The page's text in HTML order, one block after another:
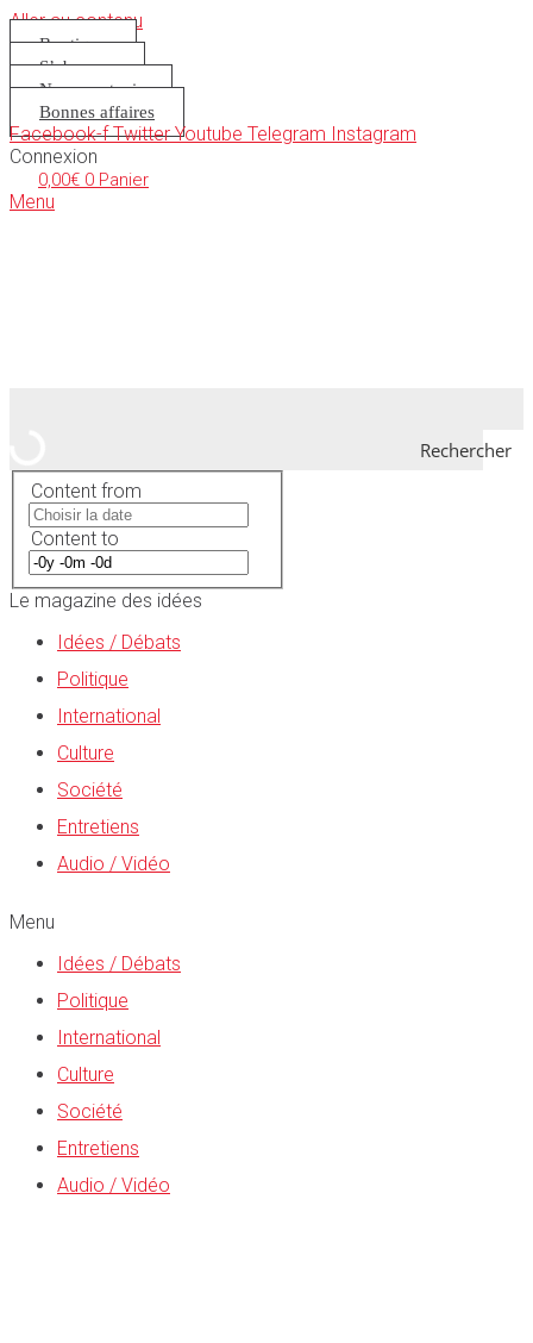
Aller au contenu
Boutique
S’abonner
Nous soutenir
Bonnes affaires
Facebook-f Twitter Youtube Telegram Instagram
Connexion
0,00€ 0 Panier
Menu
Rechercher
Content from
Content to
Le magazine des idées
Idées / Débats
Politique
International
Culture
Société
Entretiens
Audio / Vidéo
Menu
Idées / Débats
Politique
International
Culture
Société
Entretiens
Audio / Vidéo